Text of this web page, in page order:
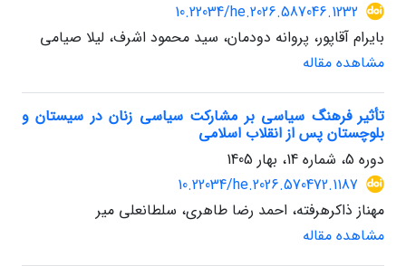
10.22034/he.2026.587046.1232
بایرام آقاپور، پروانه دودمان، سید محمود اشرف، لیلا صیامی
مشاهده مقاله
تأثیر فرهنگ سیاسی بر مشارکت سیاسی زنان در سیستان و
بلوچستان پس از انقلاب اسلامی
دوره 5، شماره 14، بهار 1405
10.22034/he.2026.570472.1187
مهناز ذاکرهرفته، احمد رضا طاهری، سلطانعلی میر
مشاهده مقاله